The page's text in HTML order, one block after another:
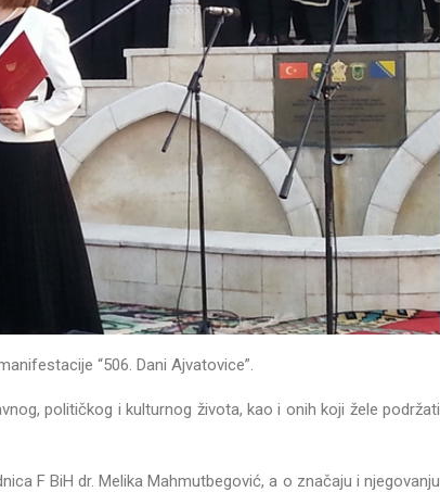
“506. Dani Ajvatovice”.
političkog i kulturnog života, kao i onih koji žele podržati
F BiH dr. Melika Mahmutbegović, a o značaju i njegovanju